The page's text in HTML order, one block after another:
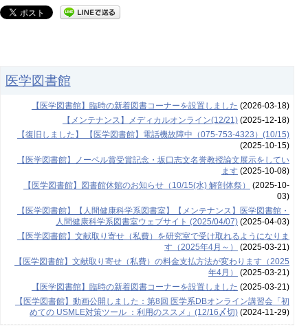
医学図書館
【医学図書館】臨時の新着図書コーナーを設置しました (2026-03-18)
【メンテナンス】メディカルオンライン(12/21)(2025-12-18)
【復旧しました】 【医学図書館】電話機故障中（075-753-4323）(10/15)
(2025-10-15)
【医学図書館】ノーベル賞受賞記念・坂口志文名誉教授論文展示をしてい
ます(2025-10-08)
【医学図書館】図書館休館のお知らせ（10/15(水) 解剖体祭）
(2025-10-
03)
【医学図書館】【人間健康科学系図書室】【メンテナンス】医学図書館・
人間健康科学系図書室ウェブサイト (2025/04/07)(2025-04-03)
【医学図書館】文献取り寄せ（私費）を研究室で受け取れるようになりま
す（2025年4月～）
(2025-03-21)
【医学図書館】文献取り寄せ（私費）の料金支払方法が変わります（2025
年4月）
(2025-03-21)
【医学図書館】臨時の新着図書コーナーを設置しました (2025-03-21)
【医学図書館】動画公開しました：第8回 医学系DBオンライン講習会「初
めての USMLE対策ツール ：利用のススメ」(12/16〆切)(2024-11-29)